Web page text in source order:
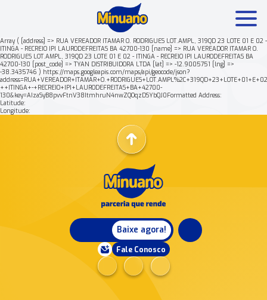
Array ( [address] => RUA VEREADOR ITAMAR O. RODRIGUES LOT.AMPL, 319QD 23 LOTE 01 E 02 -
ITINGA - RECREIO IPI LAURODEFREITAS BA 42700-130 [name] => RUA VEREADOR ITAMAR O.
RODRIGUES LOT.AMPL, 319QD 23 LOTE 01 E 02 - ITINGA - RECREIO IPI LAURODEFREITAS BA
42700-130 [post_code] => TYAN DISTRIBUIDORA LTDA [lat] => -12.9005751 [lng] =>
-38.3435746 ) https://maps.googleapis.com/maps/api/geocode/json?
++ITINGA+-+RECREIO+IPI+LAURODEFREITAS+BA+42700-
130&key=AIzaSyB8pvvFtnV38ItmhruN4nwZQOqzDSYbQJ0Formatted Address:
Latitude:
Longitude:
Baixe agora!
Fale Conosco
Mais buscados: Produtos Minuano Rende +
Nossa história